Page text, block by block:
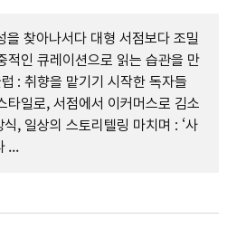
을 찾아나서다 대형 서점보다 조밀
적인 큐레이션으로 읽는 습관을 만
: 취향을 맡기기 시작한 독자들
타일로, 서점에서 이커머스로 김소
, 일상의 스토리텔링 마치며 : ‘사
...